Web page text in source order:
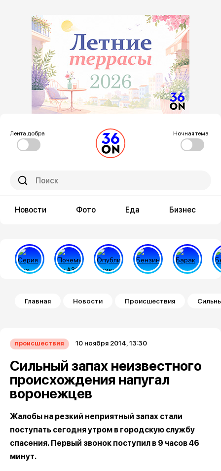
Лента добра Ночная тема
Новости Фото Еда Бизнес
Строка навигации
Главная Новости Происшествия
происшествия 10 ноября 2014, 13:30
Сильный запах неизвестного
происхождения напугал
воронежцев
Жалобы на резкий неприятный запах стали
поступать сегодня утром в городскую службу
спасения. Первый звонок поступил в 9 часов 46
минут.